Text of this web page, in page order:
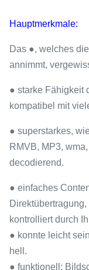
Hauptmerkmale:
Das ●, welches
annimmt,
● starke Fähigkeit
kompatibel mit
● superstarkes,
RMVB, MP3,
decodierend.
● einfaches
kontrolliert durch
● konnte leicht
hell.
● funktionell: